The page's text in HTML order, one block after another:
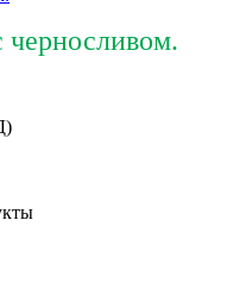
черносливом.